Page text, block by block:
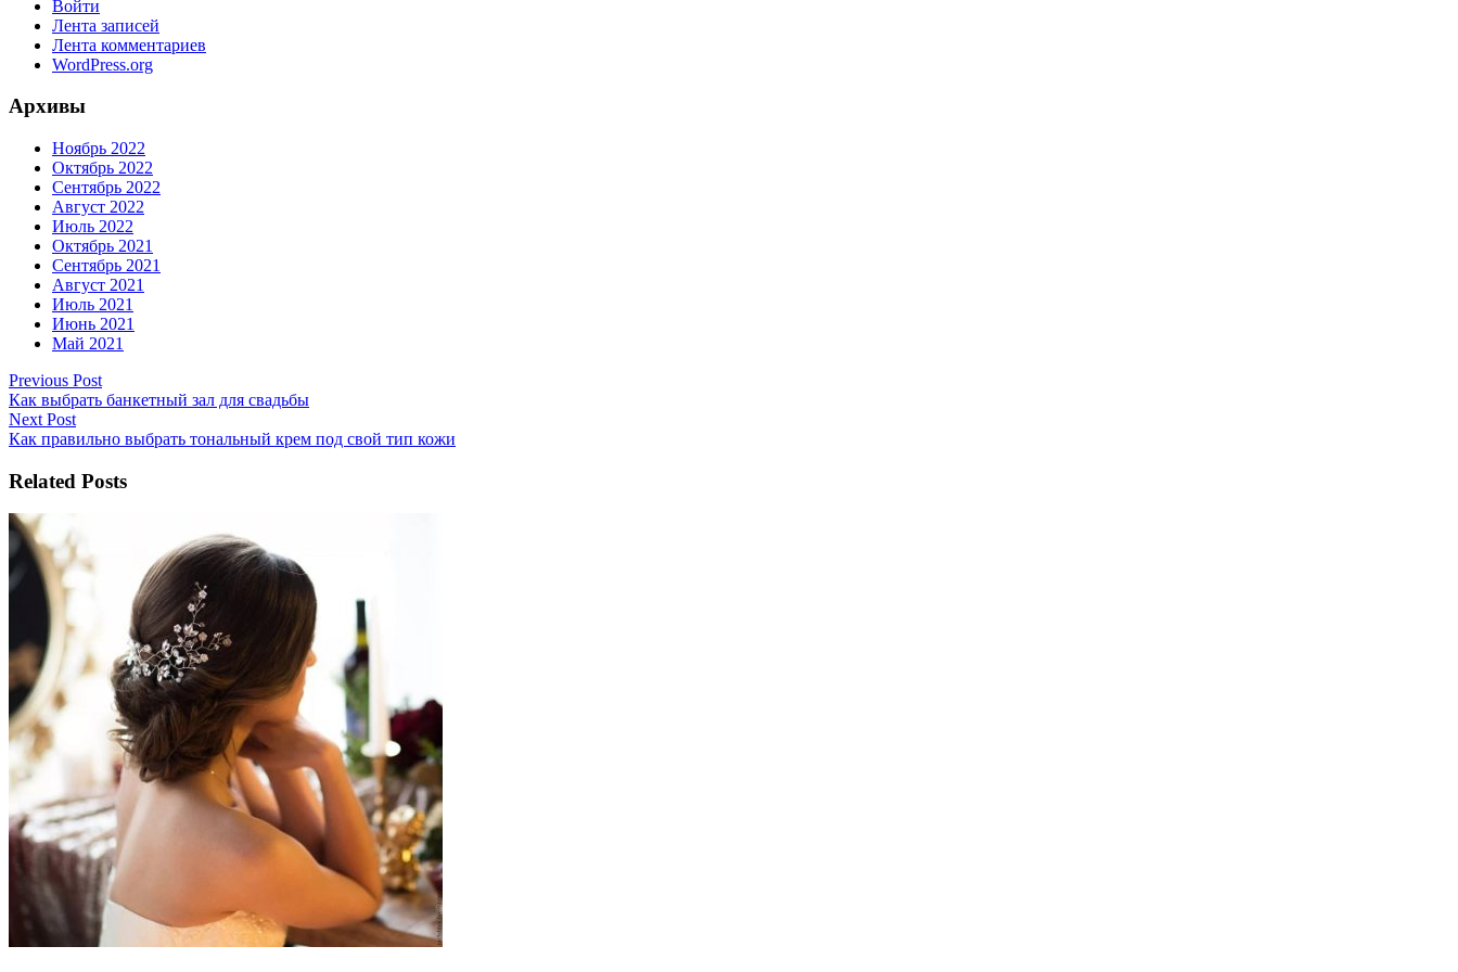
Войти
Лента записей
Лента комментариев
WordPress.org
Архивы
Ноябрь 2022
Октябрь 2022
Сентябрь 2022
Август 2022
Июль 2022
Октябрь 2021
Сентябрь 2021
Август 2021
Июль 2021
Июнь 2021
Май 2021
Previous Post
Как выбрать банкетный зал для свадьбы
Next Post
Как правильно выбрать тональный крем под свой тип кожи
Related Posts